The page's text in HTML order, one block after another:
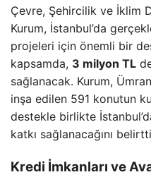
Çevre, Şehircilik ve İklim
Kurum, İstanbul’da
projeleri için önemli bir
kapsamda, 3 milyon TL
sağlanacak. Kurum,
inşa edilen 591 konutun
destekle birlikte
katkı sağlanacağını
Kredi İmkanları ve